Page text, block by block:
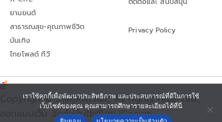
ยานยนต์
สาธารณสุข-คุณภาพชีวิต
บันเทิง
ไทยโพสต์ ทีวี
Privacy Policy
Copyright© thaipost.net, All rights reserved.,
ออกแบบเว็บ จัดทำเว็บไซต์โดย iDesign
เราใช้คุกกี้เพื่อพัฒนาประสิทธิภาพ และประสบการณ์ที่ดีในการใช้
เว็บไซต์ของคุณ คุณสามารถศึกษารายละเอียดได้ที่นี่